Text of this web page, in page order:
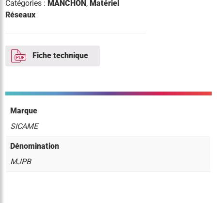
Catégories :MANCHON,Matériel
Réseaux
Fiche technique
Marque
SICAME
Dénomination
MJPB